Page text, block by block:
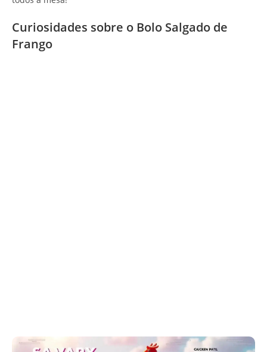
Curiosidades sobre o Bolo Salgado de
Frango